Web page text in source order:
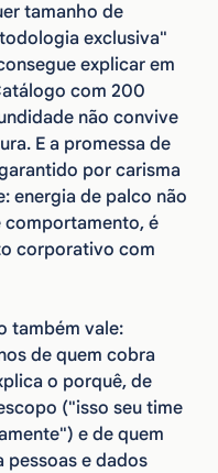
tamanho de
exclusiva"
explicar em
com 200
não convive
E a promessa de
por carisma
energia de palco não
comportamento, é
corporativo com
também vale:
de quem cobra
o porquê, de
("isso seu time
e de quem
pessoas e dados